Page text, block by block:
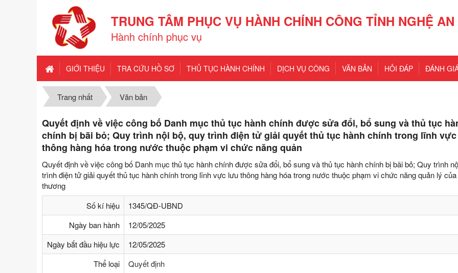
TRUNG TÂM PHỤC VỤ HÀNH CHÍNH CÔNG TỈNH NGHỆ AN
Hành chính phục vụ
GIỚI THIỆU TRA CỨU HỒ SƠ THỦ TỤC HÀNH CHÍNH DỊCH VỤ CÔNG VĂN BẢN HỎI ĐÁP ĐÁNH
Trang nhất Văn bản
Quyết định về việc công bố Danh mục thủ tục hành chính được sửa đổi, bổ sung và thủ tục
chính bị bãi bỏ; Quy trình nội bộ, quy trình điện tử giải quyết thủ tục hành chính trong lĩnh
thông hàng hóa trong nước thuộc phạm vi chức năng quản
Quyết định về việc công bố Danh mục thủ tục hành chính được sửa đổi, bổ sung và thủ tục hành chính bị bãi bỏ; Quy trình
trình điện tử giải quyết thủ tục hành chính trong lĩnh vực lưu thông hàng hóa trong nước thuộc phạm vi chức năng quản lý
thương
Số kí hiệu
1345/QĐ-UBND
Ngày ban hành
12/05/2025
Ngày bắt đầu hiệu lực
12/05/2025
Thể loại
Quyết định